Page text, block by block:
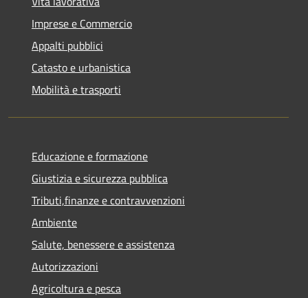
Imprese e Commercio
Appalti pubblici
Catasto e urbanistica
Mobilità e trasporti
Educazione e formazione
Giustizia e sicurezza pubblica
Tributi,finanze e contravvenzioni
Ambiente
Salute, benessere e assistenza
Autorizzazioni
Agricoltura e pesca